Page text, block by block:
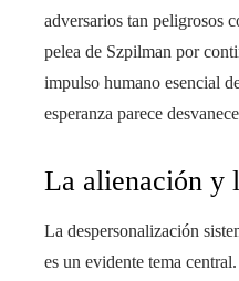
adversarios tan peligrosos
pelea de Szpilman por
impulso humano esencial
esperanza parece
La alienación y
La despersonalización
es un evidente tema